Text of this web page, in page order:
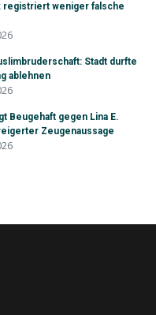
registriert weniger falsche
Stadt durfte
ablehnen
Beugehaft gegen Lina E.
Zeugenaussage